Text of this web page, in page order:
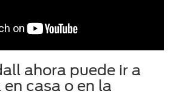
ahora puede ir a
casa o en la